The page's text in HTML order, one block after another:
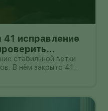
41 исправление
стабильной ветки
В нём закрыто 41